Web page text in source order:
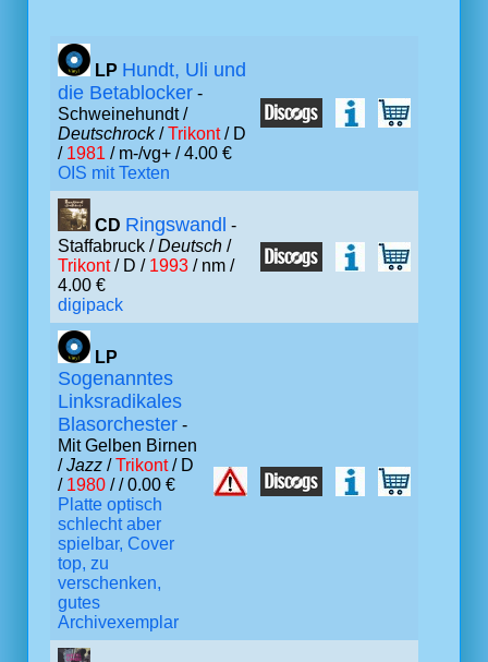
LP Hundt, Uli und
die Betablocker -
Schweinehundt /
Deutschrock/Trikont/ D
/ 1981 / m-/vg+ / 4.00 €
OIS mit Texten
CD Ringswandl -
Staffabruck /Deutsch /
Trikont/ D / 1993 / nm /
4.00 €
digipack
LP
Sogenanntes
Linksradikales
Blasorchester -
Mit Gelben Birnen
/Jazz /Trikont/ D
/ 1980 / / 0.00 €
Platte optisch
schlecht aber
spielbar, Cover
top, zu
verschenken,
gutes
Archivexemplar